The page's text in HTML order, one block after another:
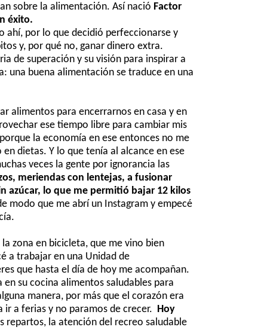
sobre la alimentación. Así nació Factor
éxito.
ahí, por lo que decidió perfeccionarse y
y, por qué no, ganar dinero extra.
de superación y su visión para inspirar a
una buena alimentación se traduce en una
alimentos para encerrarnos en casa y en
ese tiempo libre para cambiar mis
la economía en ese entonces no me
en dietas. Y lo que tenía al alcance en ese
veces la gente por ignorancia las
meriendas con lentejas, a fusionar
azúcar, lo que me permitió bajar 12 kilos
modo que me abrí un nstagram y empecé
zona en bicicleta, que me vino bien
a trabajar en una Unidad de
que hasta el día de hoy me acompañan.
su cocina alimentos saludables para
manera, por más que el corazón era
a ferias y no paramos de crecer.
Hoy
repartos, la atención del recreo saludable